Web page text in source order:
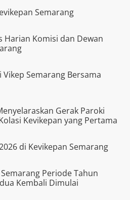
Semarang
Harian Komisi dan Dewan
Semarang Bersama
Gerak Paroki
Kevikepan yang Pertama
di Kevikepan Semarang
Periode Tahun
Kembali Dimulai